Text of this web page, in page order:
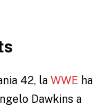
42, la WWE ha
Dawkins a